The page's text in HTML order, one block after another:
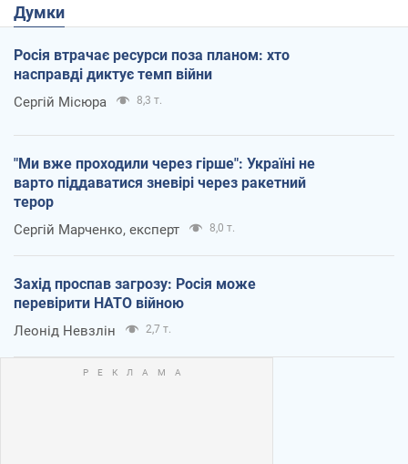
Думки
Росія втрачає ресурси поза планом: хто
насправді диктує темп війни
Сергій Місюра 8,3 т.
"Ми вже проходили через гірше": Україні не
варто піддаватися зневірі через ракетний
терор
Сергій Марченко, експерт 8,0 т.
Захід проспав загрозу: Росія може
перевірити НАТО війною
Леонід Невзлін 2,7 т.